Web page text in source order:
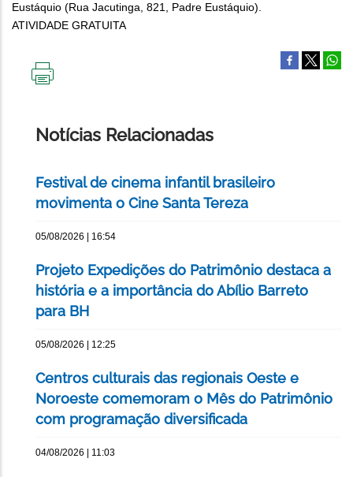
Eustáquio (Rua Jacutinga, 821, Padre Eustáquio).
ATIVIDADE GRATUITA
Notícias Relacionadas
Festival de cinema infantil brasileiro
movimenta o Cine Santa Tereza
05/08/2026 | 16:54
Projeto Expedições do Patrimônio destaca a
história e a importância do Abílio Barreto
para BH
05/08/2026 | 12:25
Centros culturais das regionais Oeste e
Noroeste comemoram o Mês do Patrimônio
com programação diversificada
04/08/2026 | 11:03